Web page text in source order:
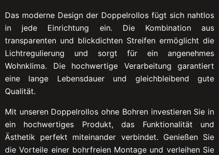
Das moderne Design der Doppelrollos fügt sich nahtlos
in jede Einrichtung ein. Die Kombination aus
transparenten und blickdichten Streifen ermöglicht die
Lichtregulierung und sorgt für ein angenehmes
Wohnklima. Die hochwertige Verarbeitung garantiert
eine lange Lebensdauer und gleichbleibend gute
Qualität.
Mit unseren Doppelrollos ohne Bohren investieren Sie in
ein hochwertiges Produkt, das Funktionalität und
Ästhetik perfekt miteinander verbindet. Genießen Sie
die Vorteile einer bohrfreien Montage und verleihen Sie